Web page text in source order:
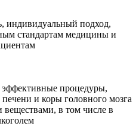
индивидуальный подход,
стандартам медицины и
процедуры,
и коры головного мозга
веществами, в том числе в